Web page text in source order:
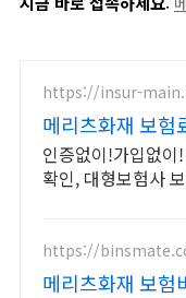
https://insur-
메리츠화재 보험
보험료조회
인증없이!가입없
확인, 대형보험사
https://
메리츠화재 보험